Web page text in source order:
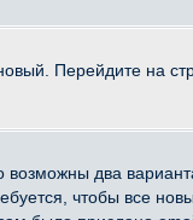
Перейдите на
два
чтобы все